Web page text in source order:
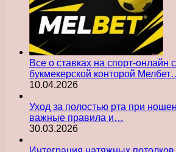
Все о ставках на спорт-онлайн
букмекерской конторой
10.04.2026
Уход за полостью рта при
важные правила и…
30.03.2026